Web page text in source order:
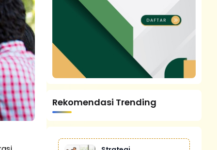
Rekomendasi Trending